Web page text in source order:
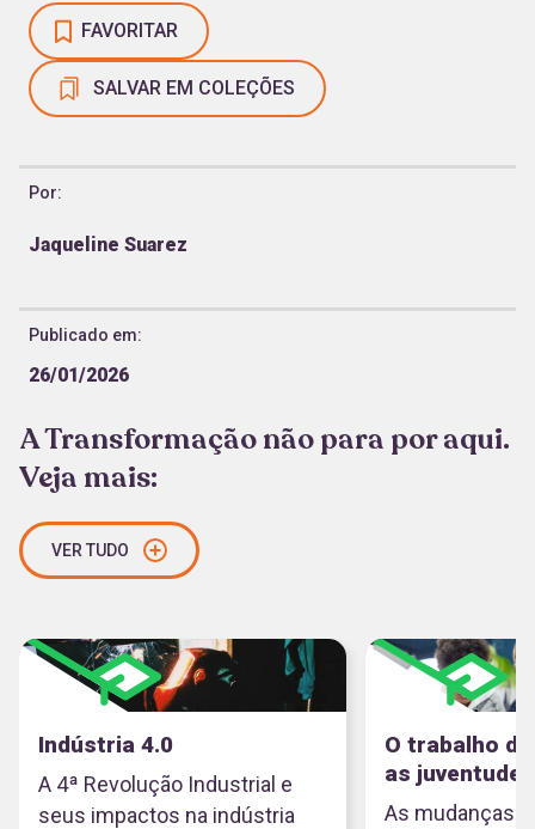
FAVORITAR
SALVAR EM COLEÇÕES
Por:
Jaqueline Suarez
Publicado em:
26/01/2026
A Transformação não para por aqui.
Veja mais:
VER TUDO
Indústria 4.0
A 4ª Revolução Industrial e
seus impactos na indústria
O trabalho
as juventudes
As mudanças